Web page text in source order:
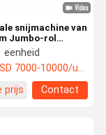
snijmachine van
Jumbo-rol
voor
eenheid
7000-10000/unit
prijs
Contact